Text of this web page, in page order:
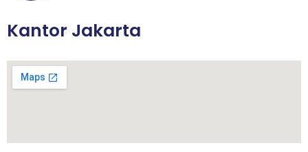
Kantor Jakarta